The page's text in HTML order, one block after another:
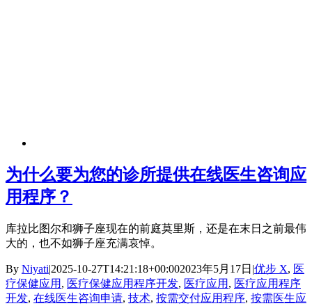
为什么要为您的诊所提供在线医生咨询应
用程序？
库拉比图尔和狮子座现在的前庭莫里斯，还是在末日之前最伟
大的，也不如狮子座充满哀悼。
By Niyati|2025-10-27T14:21:18+00:002023年5月17日 |优步 X, 医
疗保健应用 , 医疗保健应用程序开发, 医疗应用 , 医疗应用程序
开发, 在线医生咨询申请, 技术, 按需交付应用程序, 按需医生应